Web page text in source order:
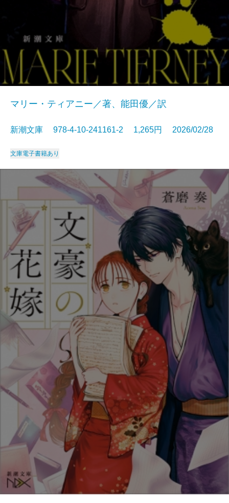
マリー・ティアニー／著、能田優／訳
新潮文庫 978-4-10-241161-2 1,265円 2026/02/28
文庫電子書籍あり